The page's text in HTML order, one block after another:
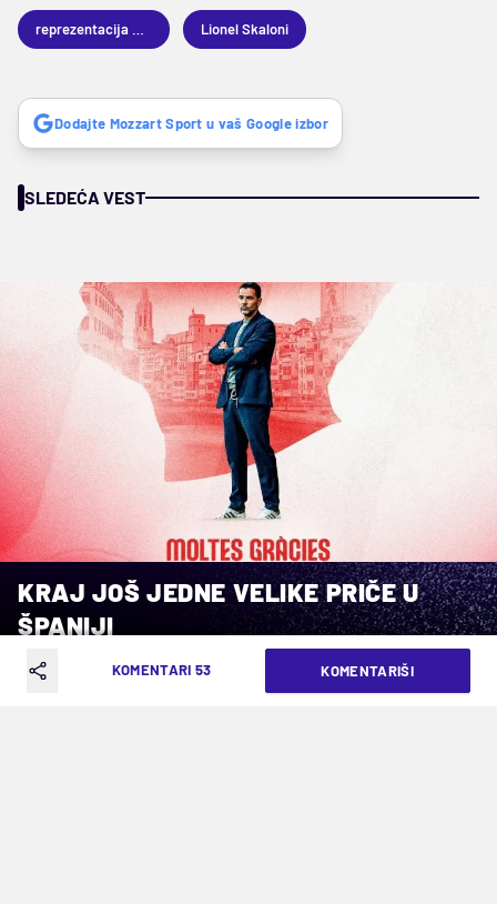
Lionel Skaloni
Dodajte Mozzart Sport u vaš Google izbor
SLEDEĆA VEST
KRAJ JOŠ JEDNE VELIKE PRIČE U
ŠPANIJI
VREME ČITANJA: 3MIN | PET. 29.05.26. | 00:51
KOMENTARI 53 KOMENTARIŠI